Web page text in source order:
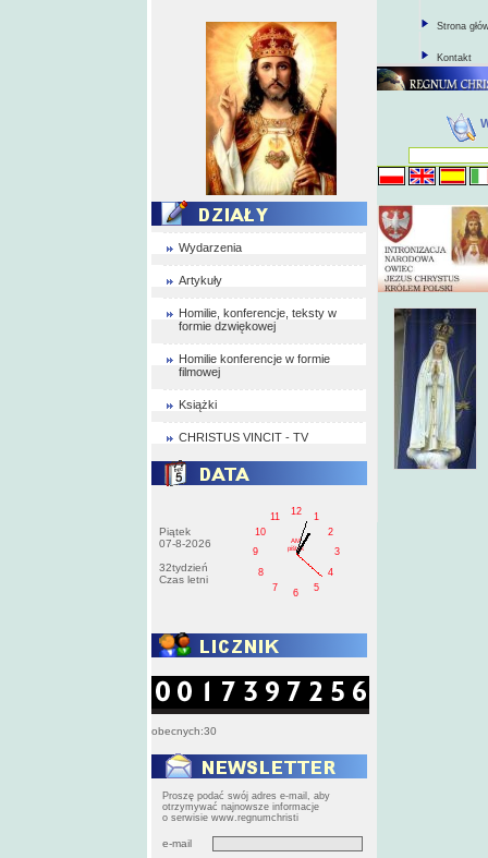
Wydarzenia
Artykuły
Homilie, konferencje, teksty w
formie dzwiękowej
Homilie konferencje w formie
filmowej
Książki
CHRISTUS VINCIT - TV
Piątek
07-8-2026
32tydzień
Czas letni
1
2
3
4
5
6
7
8
9
10
11
12
AM
pištek
obecnych:30
Proszę podać swój adres e-mail, aby
otrzymywać najnowsze informacje
o serwisie www.regnumchristi
e-mail
Strona
Kontakt